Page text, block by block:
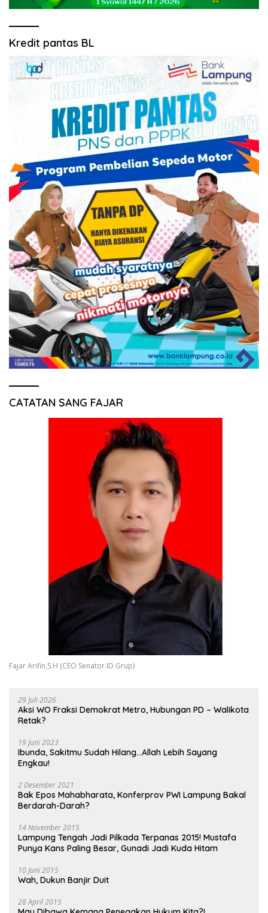
Kredit pantas BL
CATATAN SANG FAJAR
Fajar Arifin,S.H (CEO Senator.ID Grup)
29 Juli 2026
Aksi WO Fraksi Demokrat Metro, Hubungan PD – Walikota
Retak?
19 Juni 2023
Ibunda, Sakitmu Sudah Hilang…Allah Lebih Sayang
Engkau!
2 Desember 2021
Bak Epos Mahabharata, Konferprov PWI Lampung Bakal
Berdarah-Darah?
14 November 2015
Lampung Tengah Jadi Pilkada Terpanas 2015! Mustafa
Punya Kans Paling Besar, Gunadi Jadi Kuda Hitam
10 Juni 2015
Wah, Dukun Banjir Duit
28 April 2015